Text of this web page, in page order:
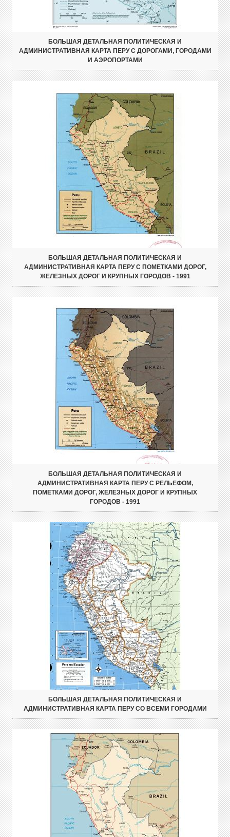
БОЛЬШАЯ ДЕТАЛЬНАЯ ПОЛИТИЧЕСКАЯ И
АДМИНИСТРАТИВНАЯ КАРТА ПЕРУ С ДОРОГАМИ, ГОРОДАМИ
И АЭРОПОРТАМИ
БОЛЬШАЯ ДЕТАЛЬНАЯ ПОЛИТИЧЕСКАЯ И
АДМИНИСТРАТИВНАЯ КАРТА ПЕРУ С ПОМЕТКАМИ ДОРОГ,
ЖЕЛЕЗНЫХ ДОРОГ И КРУПНЫХ ГОРОДОВ - 1991
БОЛЬШАЯ ДЕТАЛЬНАЯ ПОЛИТИЧЕСКАЯ И
АДМИНИСТРАТИВНАЯ КАРТА ПЕРУ С РЕЛЬЕФОМ,
ПОМЕТКАМИ ДОРОГ, ЖЕЛЕЗНЫХ ДОРОГ И КРУПНЫХ
ГОРОДОВ - 1991
БОЛЬШАЯ ДЕТАЛЬНАЯ ПОЛИТИЧЕСКАЯ И
АДМИНИСТРАТИВНАЯ КАРТА ПЕРУ СО ВСЕМИ ГОРОДАМИ